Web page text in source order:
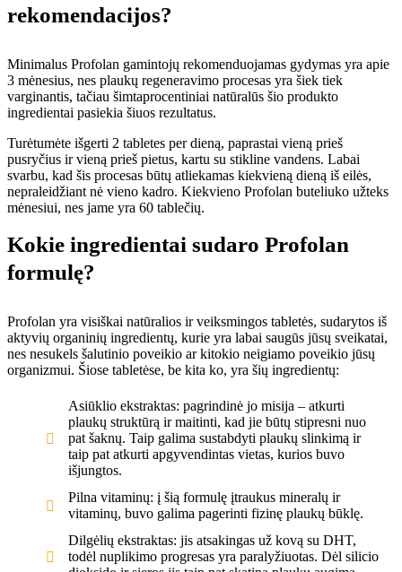
rekomendacijos?
Minimalus Profolan gamintojų rekomenduojamas gydymas yra apie
3 mėnesius, nes plaukų regeneravimo procesas yra šiek tiek
varginantis, tačiau šimtaprocentiniai natūralūs šio produkto
ingredientai pasiekia šiuos rezultatus.
Turėtumėte išgerti 2 tabletes per dieną, paprastai vieną prieš
pusryčius ir vieną prieš pietus, kartu su stikline vandens. Labai
svarbu, kad šis procesas būtų atliekamas kiekvieną dieną iš eilės,
nepraleidžiant nė vieno kadro. Kiekvieno Profolan buteliuko užteks
mėnesiui, nes jame yra 60 tablečių.
Kokie ingredientai sudaro Profolan
formulę?
Profolan yra visiškai natūralios ir veiksmingos tabletės, sudarytos iš
aktyvių organinių ingredientų, kurie yra labai saugūs jūsų sveikatai,
nes nesukels šalutinio poveikio ar kitokio neigiamo poveikio jūsų
organizmui. Šiose tabletėse, be kita ko, yra šių ingredientų:
Asiūklio ekstraktas: pagrindinė jo misija – atkurti
plaukų struktūrą ir maitinti, kad jie būtų stipresni nuo
pat šaknų. Taip galima sustabdyti plaukų slinkimą ir
taip pat atkurti apgyvendintas vietas, kurios buvo
išjungtos.
Pilna vitaminų: į šią formulę įtraukus mineralų ir
vitaminų, buvo galima pagerinti fizinę plaukų būklę.
Dilgėlių ekstraktas: jis atsakingas už kovą su DHT,
todėl nuplikimo progresas yra paralyžiuotas. Dėl silicio